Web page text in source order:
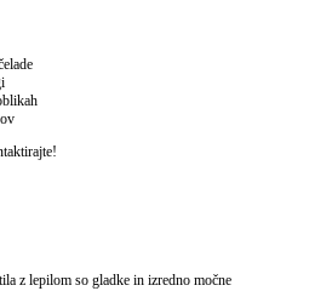
z lepilom so gladke in izredno močne